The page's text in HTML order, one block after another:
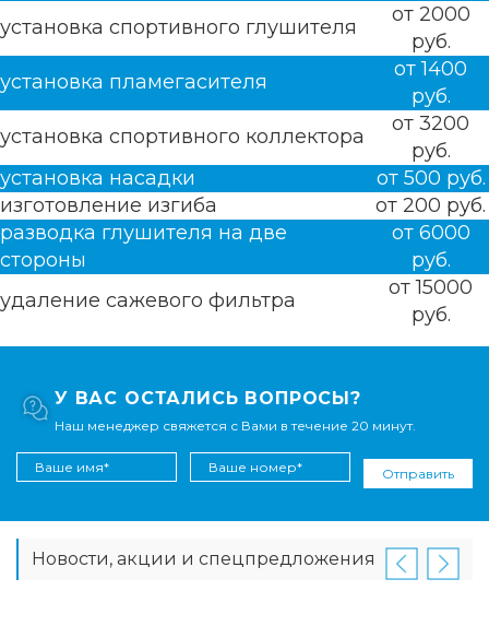
установка спортивного глушителя
от 2000
руб.
установка пламегасителя
от 1400
руб.
установка спортивного коллектора
от 3200
руб.
установка насадки
от 500 руб.
изготовление изгиба
от 200 руб.
разводка глушителя на две
стороны
от 6000
руб.
удаление сажевого фильтра
от 15000
руб.
У ВАС ОСТАЛИСЬ ВОПРОСЫ?
Наш менеджер свяжется с Вами в течение 20 минут.
Отправить
Новости, акции и спецпредложения